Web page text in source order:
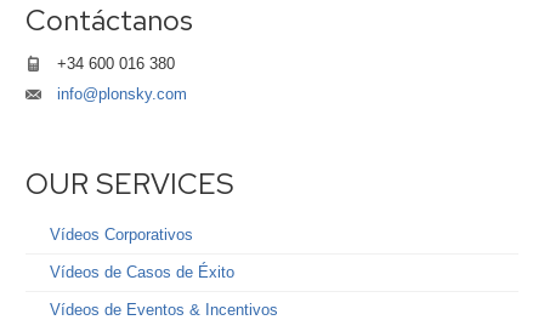
Contáctanos
+34 600 016 380
info@plonsky.com
OUR SERVICES
Vídeos Corporativos
Vídeos de Casos de Éxito
Vídeos de Eventos & Incentivos